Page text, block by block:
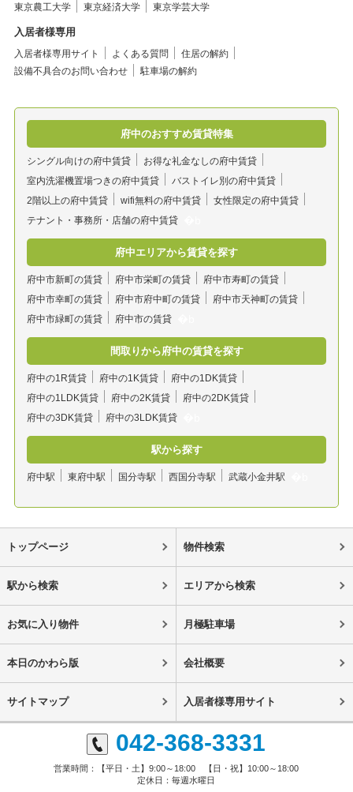
東京農工大学 東京経済大学 東京学芸大学
入居者様専用
入居者様専用サイト よくある質問
住居の解約
設備不具合のお問い合わせ
駐車場の解約
府中のおすすめ賃貸特集
シングル向けの府中賃貸
お得な礼金なしの府中賃貸
室内洗濯機置場つきの府中賃貸
バストイレ別の府中賃貸
2階以上の府中賃貸
wifi無料の府中賃貸
女性限定の府中賃貸
テナント・事務所・店舗の府中賃貸
府中エリアから賃貸を探す
府中市新町の賃貸 府中市栄町の賃貸
府中市寿町の賃貸
府中市幸町の賃貸
府中市府中町の賃貸
府中市天神町の賃貸
府中市緑町の賃貸
府中市の賃貸
間取りから府中の賃貸を探す
府中の1R賃貸 府中の1K賃貸
府中の1DK賃貸
府中の1LDK賃貸
府中の2K賃貸
府中の2DK賃貸
府中の3DK賃貸
府中の3LDK賃貸
駅から探す
府中駅 東府中駅 国分寺駅 西国分寺駅 武蔵小金井駅
トップページ 物件検索
駅から検索 エリアから検索
お気に入り物件 月極駐車場
本日のかわら版 会社概要
サイトマップ 入居者様専用サイト
042-368-3331
営業時間：【平日・土】9:00～18:00 【日・祝】10:00～18:00
定休日：毎週水曜日